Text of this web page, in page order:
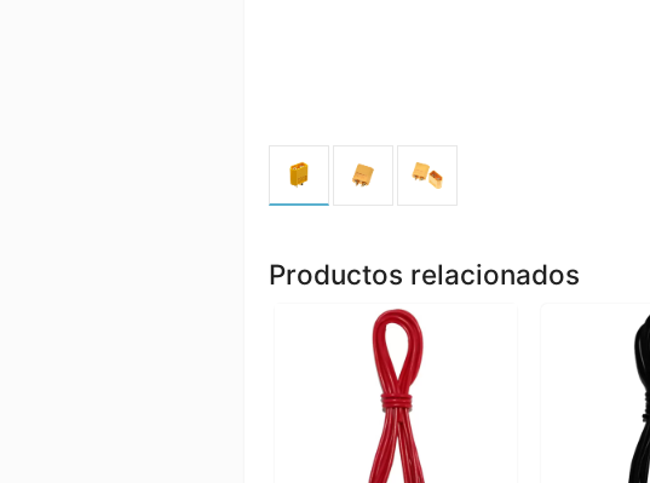
Productos relacionados